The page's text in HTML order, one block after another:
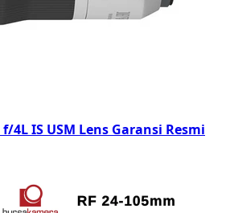
4L IS USM Lens Garansi Resmi